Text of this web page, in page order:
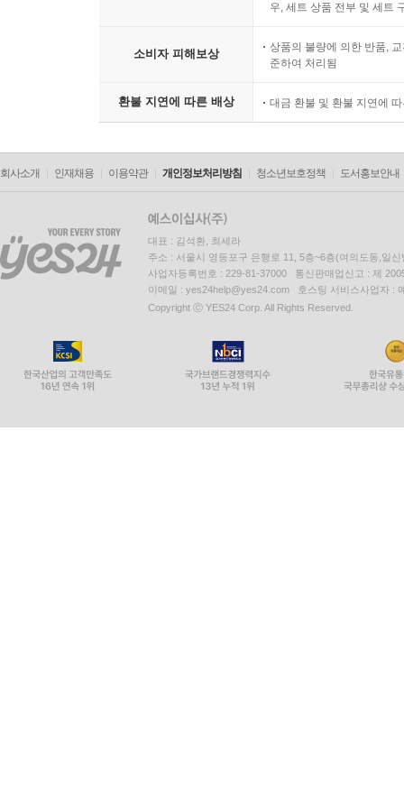
우, 세트 상품 전부 및 세트
소비자 피해보상
상품의 불량에 의한 반품,
준하여 처리됨
환불 지연에 따른 배상 대금 환불 및 환불 지연에
회사소개 인재채용 이용약관 개인정보처리방침 청소년보호정책 도서홍보안내
대표 : 김석환, 최세라
주소 : 서울시 영등포구 은행로 11, 5층~6층(여의도동,일신
사업자등록번호 : 229-81-37000 통신판매업신고 : 제
이메일 : yes24help@yes24.com 호스팅 서비스사업자 :
Copyright ⓒ YES24 Corp. All Rights Reserved.